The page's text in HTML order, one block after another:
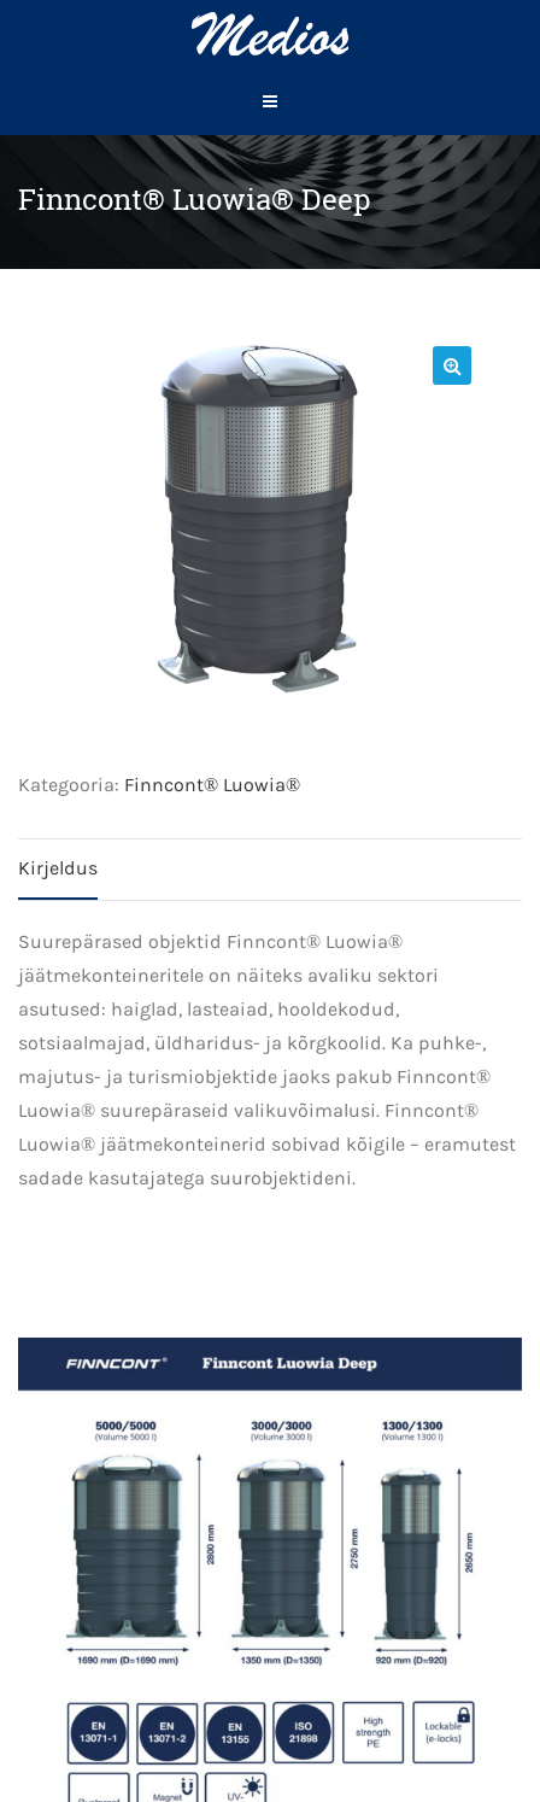
Finncont® Luowia® Deep
Kategooria: Finncont® Luowia®
Kirjeldus
Suurepärased objektid Finncont® Luowia®
jäätmekonteineritele on näiteks avaliku sektori
asutused: haiglad, lasteaiad, hooldekodud,
sotsiaalmajad, üldharidus- ja kõrgkoolid. Ka puhke-,
majutus- ja turismiobjektide jaoks pakub Finncont®
Luowia® suurepäraseid valikuvõimalusi. Finncont®
Luowia® jäätmekonteinerid sobivad kõigile – eramutest
sadade kasutajatega suurobjektideni.